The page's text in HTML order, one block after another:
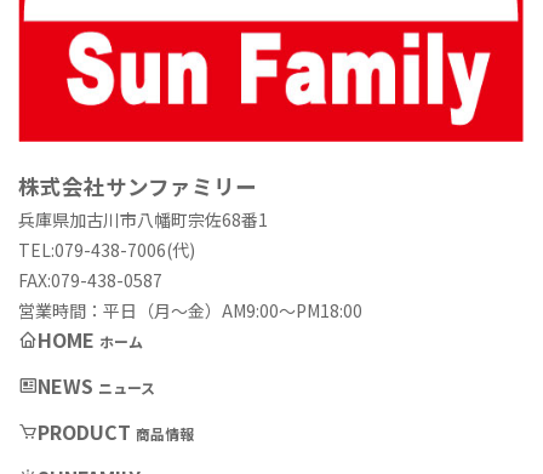
株式会社サンファミリー
兵庫県加古川市八幡町宗佐68番1
TEL:079-438-7006(代)
FAX:079-438-0587
営業時間：平日（月〜金）AM9:00〜PM18:00
HOME ホーム
NEWS ニュース
PRODUCT 商品情報